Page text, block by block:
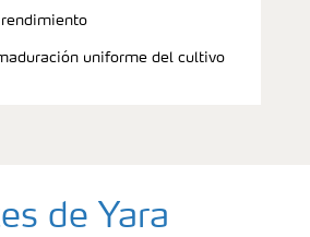
uniforme del cultivo
de Yara